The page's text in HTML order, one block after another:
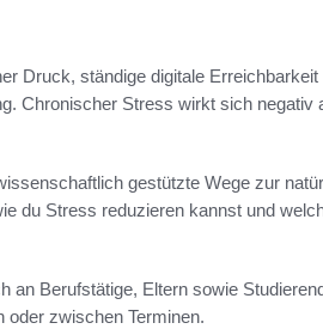
Druck, ständige digitale
Chronischer Stress wirkt sich
gestützte Wege zur
du Stress reduzieren kannst und
an Berufstätige, Eltern sowie
oder zwischen Terminen.